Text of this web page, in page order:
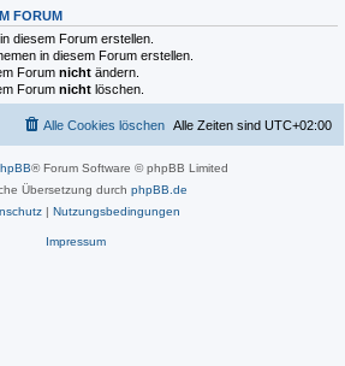
FORUM
diesem Forum erstellen.
in diesem Forum erstellen.
Forum nicht ändern.
Forum nicht löschen.
Alle Zeiten sind UTC+02:00
Alle Cookies löschen
® Forum Software © phpBB Limited
Übersetzung durch phpBB.de
| Nutzungsbedingungen
Impressum